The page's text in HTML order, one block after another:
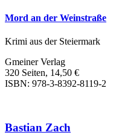
Mord an der Weinstraße
Krimi aus der Steiermark
Gmeiner Verlag
320 Seiten, 14,50 €
ISBN: 978-3-8392-8119-2
Bastian Zach